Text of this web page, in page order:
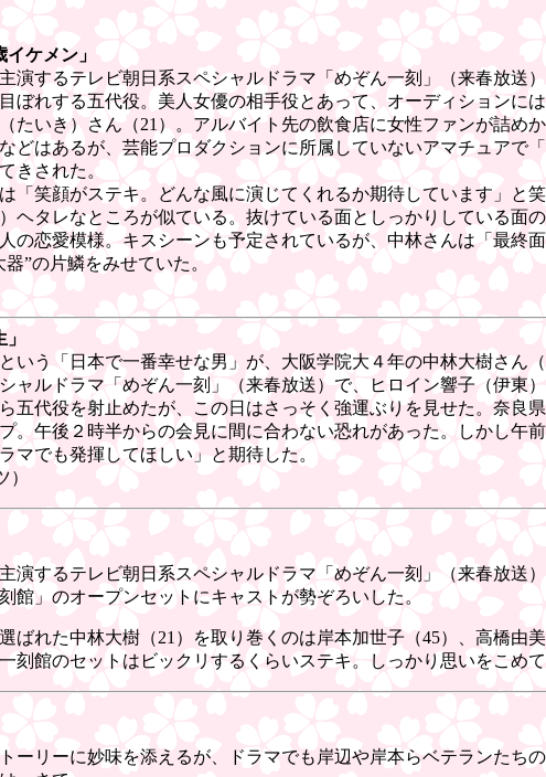
ケメン」
演するテレビ朝日系スペシャルドラマ「めぞん一刻」（来春放送
ぼれする五代役。美人女優の相手役とあって、オーディションに
たいき）さん（21）。アルバイト先の飲食店に女性ファンが詰め
どはあるが、芸能プロダクションに所属していないアマチュア
きされた。
「笑顔がステキ。どんな風に演じてくれるか期待しています」
ヘタレなところが似ている。抜けている面としっかりしている面
の恋愛模様。キスシーンも予定されているが、中林さんは「最
”の片鱗をみせていた。
いう「日本で一番幸せな男」が、大阪学院大４年の中林大樹さ
ャルドラマ「めぞん一刻」（来春放送）で、ヒロイン響子（伊東
五代役を射止めたが、この日はさっそく強運ぶりを見せた。奈
。午後２時半からの会見に間に合わない恐れがあった。しかし
マでも発揮してほしい」と期待した。
演するテレビ朝日系スペシャルドラマ「めぞん一刻」（来春放送
館」のオープンセットにキャストが勢ぞろいした。
ばれた中林大樹（21）を取り巻くのは岸本加世子（45）、高橋由
刻館のセットはビックリするくらいステキ。しっかり思いをこめ
ーリーに妙味を添えるが、ドラマでも岸辺や岸本らベテランた